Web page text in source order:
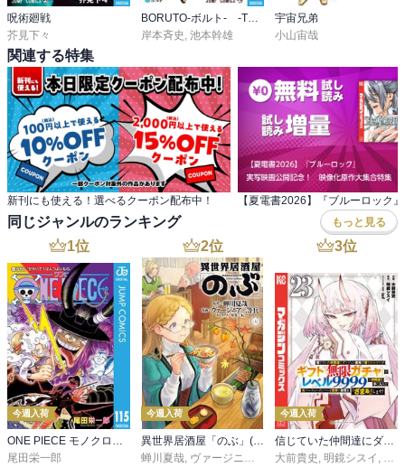
呪術廻戦
芥見下々
岸本斉史 池本幹雄
宇宙兄弟
小山宙哉
関連する特集
新刊にも使える！選べるクーポン配布中！
同じジャンルのランキング もっと見る
1位
今週入荷
ONE PIECE モノクロ版 115
尾田栄一郎
2位
今週入荷
異世界居酒屋「のぶ」(22)
蝉川夏哉, ヴァージニア二等兵 ,転
3位
今週入荷
信じていた仲間達にダンジョン奥地で殺されかけたがギフト『無限ガチャ』でレベル９９９９の仲間達を手に入れて元パーティーメンバーと世界に復讐＆『ざまぁ！』します！（２３）
大前貴史 , 明鏡シスイ , ｔ